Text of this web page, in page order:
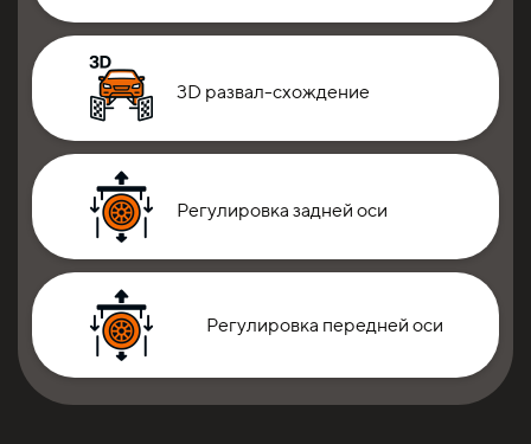
3D развал-схождение
Регулировка задней оси
Регулировка передней оси